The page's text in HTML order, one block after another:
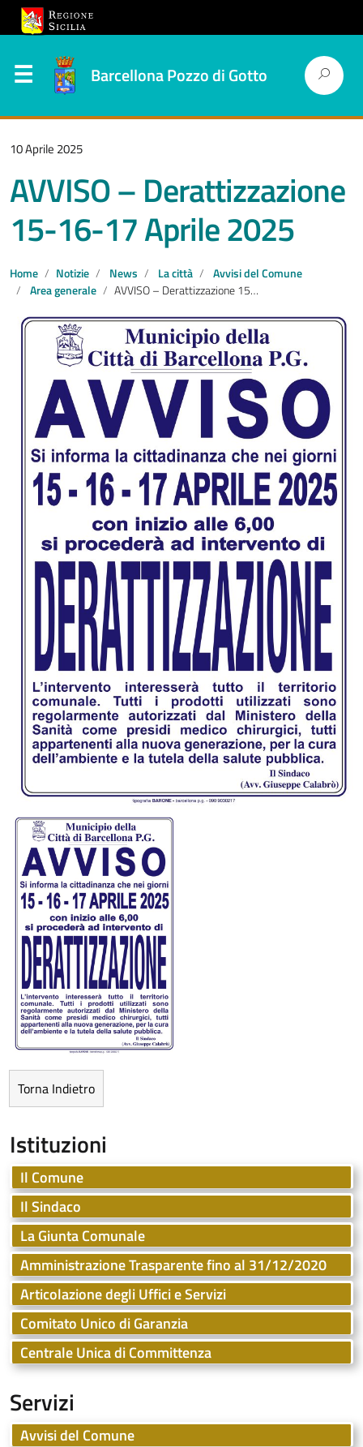
Barcellona Pozzo di Gotto
10 Aprile 2025
AVVISO – Derattizzazione
15-16-17 Aprile 2025
Home Notizie News La città
Avvisi del Comune
Area generale
AVVISO – Derattizzazione 15-16-17 Aprile 2025
Istituzioni
Il Comune
Il Sindaco
La Giunta Comunale
Amministrazione Trasparente fino al 31/12/2020
Articolazione degli Uffici e Servizi
Comitato Unico di Garanzia
Centrale Unica di Committenza
Servizi
Avvisi del Comune